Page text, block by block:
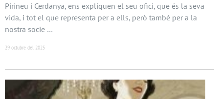
Pirineu i Cerdanya, ens expliquen el seu ofici, que és la seva
vida, i tot el que representa per a ells, però també per a la
nostra socie …
29 octubre del 2025